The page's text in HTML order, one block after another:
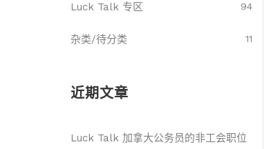
Luck Talk 专区 94
杂类/待分类 11
近期文章
Luck Talk 加拿大公务员的非工会职位